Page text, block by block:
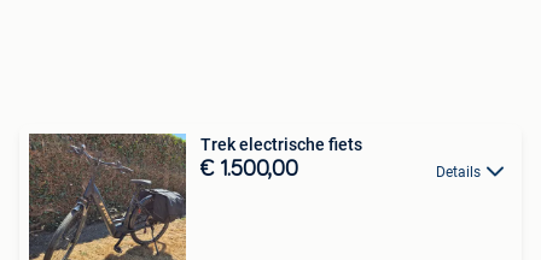
Trek electrische fiets
€ 1.500,00 Details